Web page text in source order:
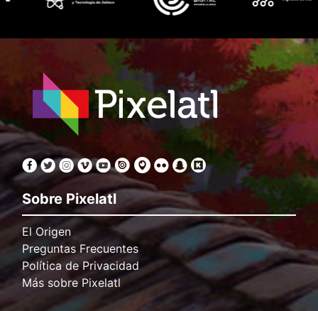
Sobre Pixelatl
El Origen
Preguntas Frecuentes
Política de Privacidad
Más sobre Pixelatl